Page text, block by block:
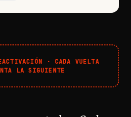
· CADA VUELTA
LA SIGUIENTE